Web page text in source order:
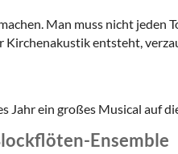
Man muss nicht jeden
entsteht,
Jahr ein großes Musical auf
Ensemble